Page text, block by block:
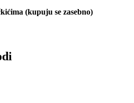
(kupuju se zasebno)